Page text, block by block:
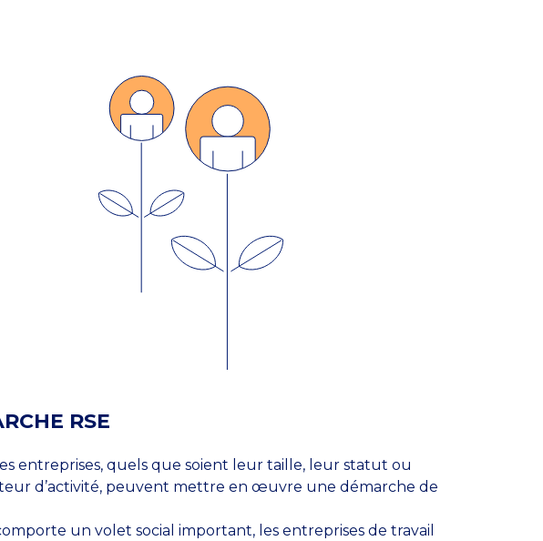
RSE
entreprises, quels que soient leur taille, leur statut ou
d’activité, peuvent mettre en œuvre une démarche de
un volet social important, les entreprises de travail